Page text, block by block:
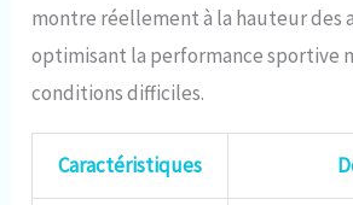
montre réellement à la hauteur des
optimisant la performance sportive
conditions difficiles.
Caractéristiques